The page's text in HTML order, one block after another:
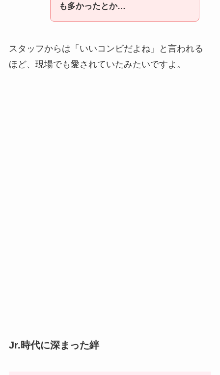
も多かったとか…
スタッフからは「いいコンビだよね」と言われる
ほど、現場でも愛されていたみたいですよ。
Jr.時代に深まった絆